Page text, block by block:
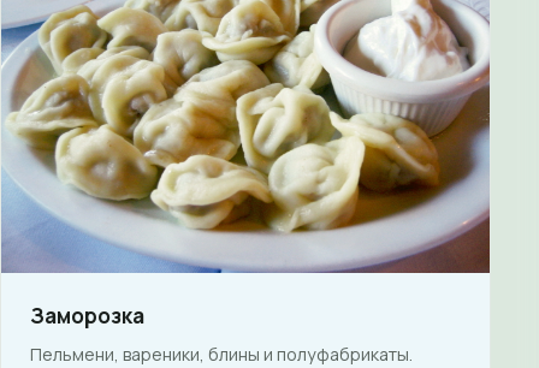
Заморозка
Пельмени, вареники, блины и полуфабрикаты.